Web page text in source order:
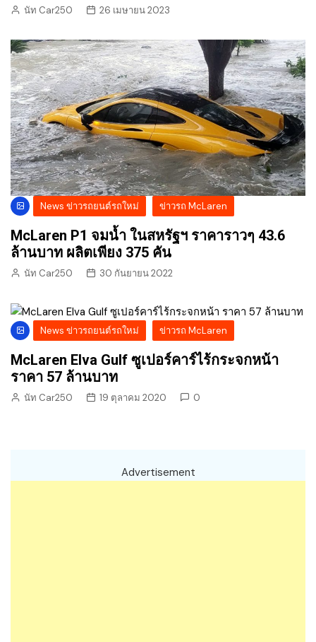
นัท Car250 26 เมษายน 2023
News ข่าวรถยนต์รถใหม่ ข่าวรถ McLaren
McLaren P1 จมน้ำ ในสหรัฐฯ ราคาราวๆ 43.6
ล้านบาท ผลิตเพียง 375 คัน
นัท Car250 30 กันยายน 2022
News ข่าวรถยนต์รถใหม่ ข่าวรถ McLaren
McLaren Elva Gulf ซูเปอร์คาร์ไร้กระจกหน้า
ราคา 57 ล้านบาท
นัท Car250 19 ตุลาคม 2020 0
Advertisement